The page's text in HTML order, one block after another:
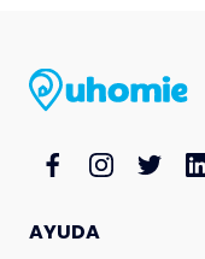
AYUDA